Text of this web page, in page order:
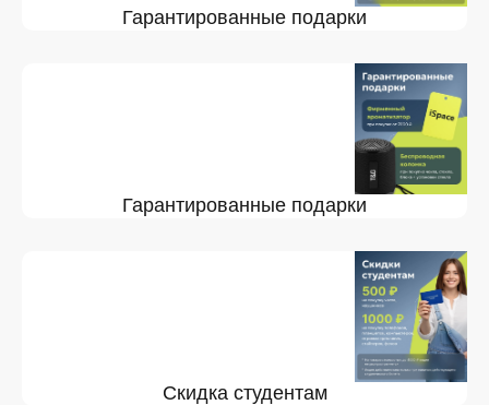
Гарантированные подарки
Гарантированные подарки
Скидка студентам